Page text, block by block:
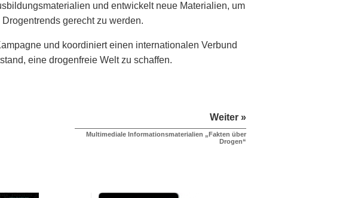
und entwickelt neue Materialien, um
gerecht zu werden.
und koordiniert einen internationalen Verbund
eine drogenfreie Welt zu schaffen.
Weiter »
Multimediale Informationsmaterialien „Fakten über
Drogen“